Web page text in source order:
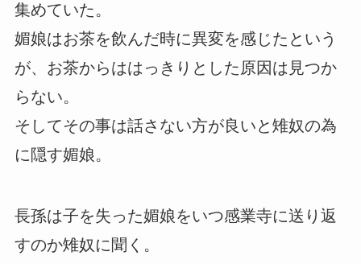
集めていた。
媚娘はお茶を飲んだ時に異変を感じたという
が、お茶からははっきりとした原因は見つか
らない。
そしてその事は話さない方が良いと雉奴の為
に隠す媚娘。
長孫は子を失った媚娘をいつ感業寺に送り返
すのか雉奴に聞く。